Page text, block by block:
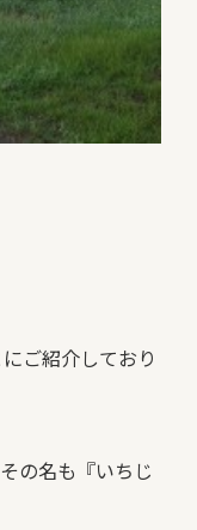
ご紹介しており
の名も『いちじ